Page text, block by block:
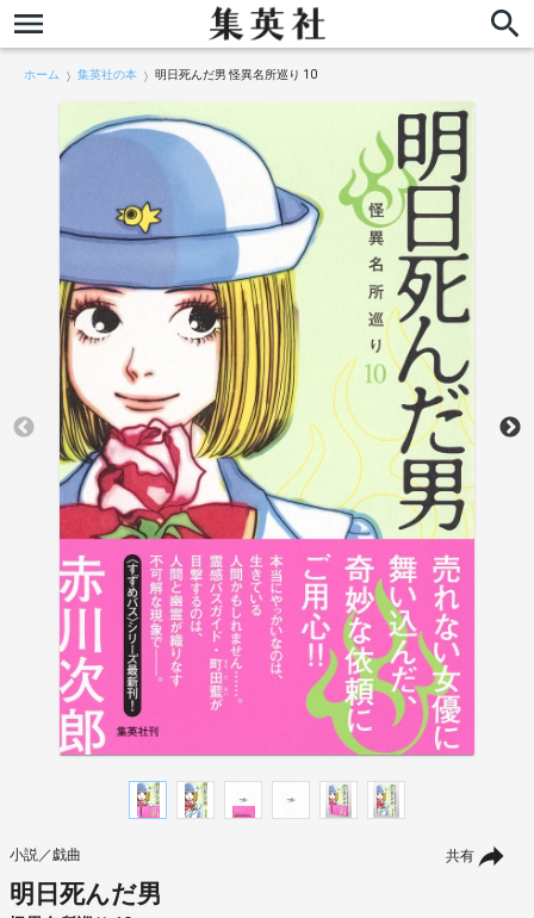
ホーム 集英社の本 明日死んだ男 怪異名所巡り 10
共有
小説／戯曲
明日死んだ男